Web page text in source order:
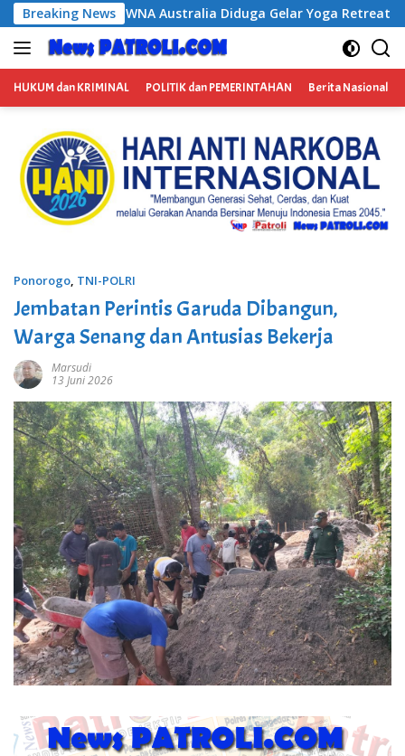
Langsung
ke
konten
Breaking News
Diduga Gelar Yoga Retreat dan Menjadi Instruktur
HUKUM dan KRIMINAL POLITIK dan PEMERINTAHAN Berita Nasional
Ponorogo, TNI-POLRI
Jembatan Perintis Garuda Dibangun,
Warga Senang dan Antusias Bekerja
Marsudi
13 Juni 2026